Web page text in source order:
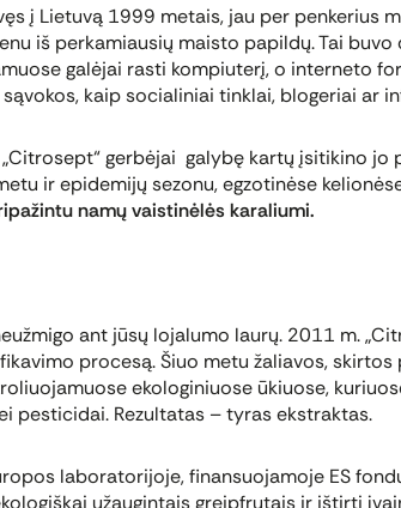
į Lietuvą 1999 metais, jau per penkerius
iš perkamiausių maisto papildų. Tai buvo
galėjai rasti kompiuterį, o interneto
kaip socialiniai tinklai, blogeriai ar
gerbėjai galybę kartų įsitikino jo
ir epidemijų sezonu, egzotinėse
namų vaistinėlės karaliumi.
ant jūsų lojalumo laurų. 2011 m.
procesą. Šiuo metu žaliavos,
ekologiniuose ūkiuose,
pesticidai. Rezultatas – tyras ekstraktas.
laboratorijoje, finansuojamoje ES
užaugintais greipfrutais ir ištirti